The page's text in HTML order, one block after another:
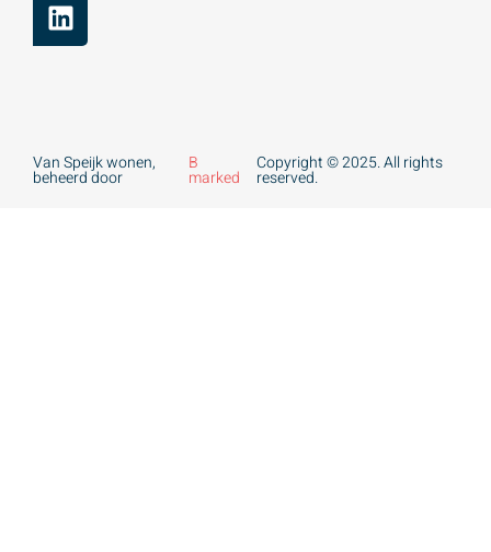
Van Speijk wonen,
beheerd door
B
marked
Copyright © 2025. All rights
reserved.